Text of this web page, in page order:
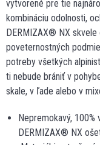
vytvorené pre tie
kombináciu odolnosti,
DERMIZAX® NX skvele
poveternostných
potreby všetkých
ti nebude brániť v
skale, v ľade alebo v
Nepremokavý,
DERMIZAX® NX